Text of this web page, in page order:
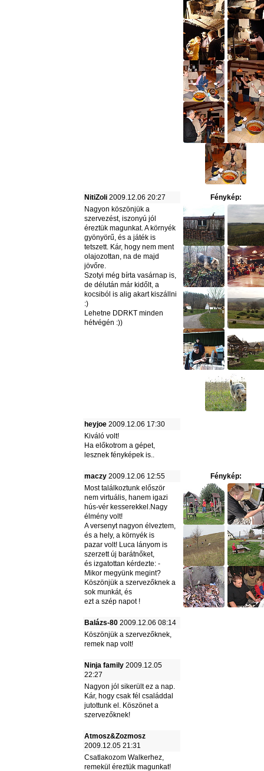
NitiZoli 2009.12.06 20:27
Fénykép:
Nagyon köszönjük a
szervezést, iszonyú jól
éreztük magunkat. A környék
gyönyörű, és a játék is
tetszett. Kár, hogy nem ment
olajozottan, na de majd
jövőre.
Szotyi még bírta vasárnap is,
de délután már kidőlt, a
kocsiból is alig akart kiszállni
:)
Lehetne DDRKT minden
hétvégén :))
heyjoe 2009.12.06 17:30
Kiváló volt!
Ha előkotrom a gépet,
lesznek fényképek is..
maczy 2009.12.06 12:55
Fénykép:
Most találkoztunk először
nem virtuális, hanem igazi
hús-vér kesserekkel.Nagy
élmény volt!
A versenyt nagyon élveztem,
és a hely, a környék is
pazar volt! Luca lányom is
szerzett új barátnőket,
és izgatottan kérdezte: -
Mikor megyünk megint?
Köszönjük a szervezőknek a
sok munkát, és
ezt a szép napot !
Balázs-80 2009.12.06 08:14
Köszönjük a szervezőknek,
remek nap volt!
Ninja family 2009.12.05
22:27
Nagyon jól sikerült ez a nap.
Kár, hogy csak fél családdal
jutottunk el. Köszönet a
szervezőknek!
Atmosz&Zozmosz
2009.12.05 21:31
Csatlakozom Walkerhez,
remekül éreztük magunkat!